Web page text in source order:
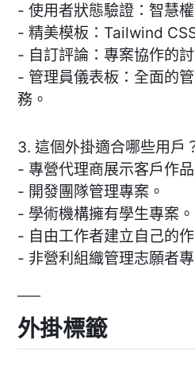
- 使用者狀態驗證：智慧
- 精美模板：Tailwind
- 自訂評論：專案協作的討
- 管理員儀表板：全面的
務。
3. 這個外掛適合哪些用戶
- 專營代理商展示客戶作品
- 開發團隊管理專案。
- 學術機構擁有學生專案。
- 自由工作者建立自己的作
- 非營利組織管理志願者專
外掛標籤